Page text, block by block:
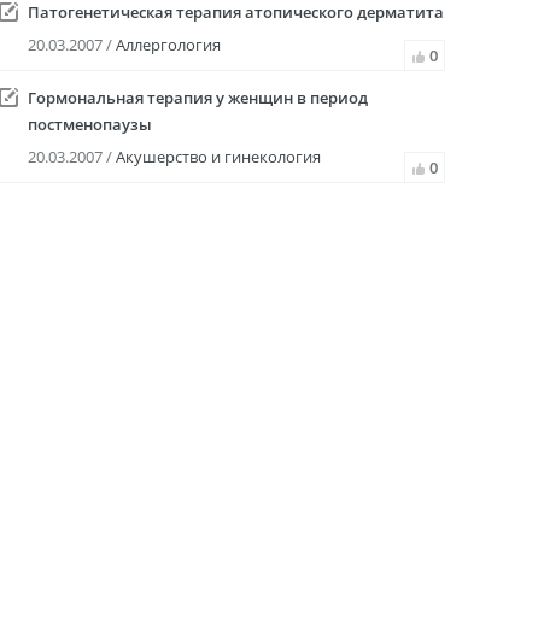
Патогенетическая терапия атопического дерматита
20.03.2007 /Аллергология
0
Гормональная терапия у женщин в период
постменопаузы
20.03.2007 /Акушерство и гинекология 0